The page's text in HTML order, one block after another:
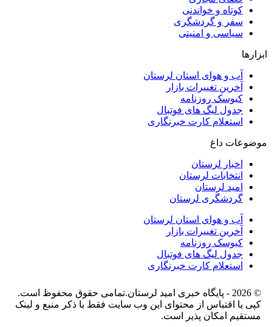
کوتاه و خواندنی
سفر و گردشگری
سیاسی و امنیتی
ابزارها
آب و هوای استان لرستان
آخرین تغییرات بازار
کیوسک روزنامه
جدول لیگ های فوتبال
استعلام کارت خبرنگاری
موضوعات داغ
اخبار لرستان
انتخابات لرستان
امید لرستان
گردشگری لرستان
آب و هوای استان لرستان
آخرین تغییرات بازار
کیوسک روزنامه
جدول لیگ های فوتبال
استعلام کارت خبرنگاری
© 2026 - پایگاه خبری اميد لرستان.تمامی حقوق محفوظ است.
کپی یا اقتباس از محتوای این وب سایت فقط با ذکر منبع و لینک
مستقیم امکان پذیر است.